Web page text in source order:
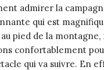
admirer la
qui est
pied de la montagne,
confortablement
qui va suivre. En